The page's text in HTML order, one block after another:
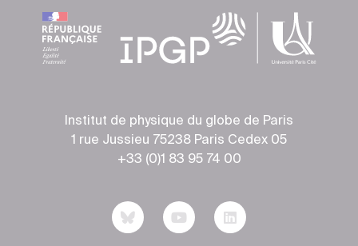
Institut de physique du globe de Paris
1 rue Jussieu 75238 Paris Cedex 05
+33 (0)1 83 95 74 00